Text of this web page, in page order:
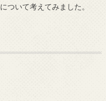
ついて考えてみました。